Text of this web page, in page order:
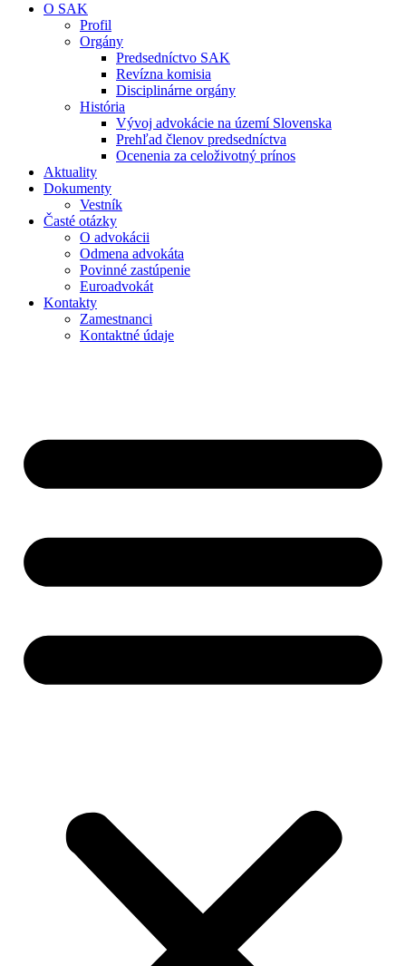
O SAK
Profil
Orgány
Predsedníctvo SAK
Revízna komisia
Disciplinárne orgány
História
Vývoj advokácie na území Slovenska
Prehľad členov predsedníctva
Ocenenia za celoživotný prínos
Aktuality
Dokumenty
Vestník
Časté otázky
O advokácii
Odmena advokáta
Povinné zastúpenie
Euroadvokát
Kontakty
Zamestnanci
Kontaktné údaje